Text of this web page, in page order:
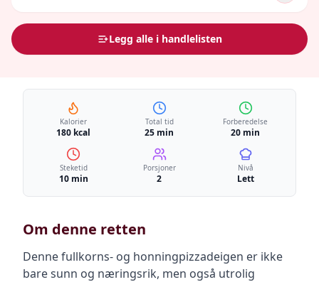
Legg alle i handlelisten
Kalorier
180 kcal
Total tid
25 min
Forberedelse
20 min
Steketid
10 min
Porsjoner
2
Nivå
Lett
Om denne retten
Denne fullkorns- og honningpizzadeigen er ikke
bare sunn og næringsrik, men også utrolig